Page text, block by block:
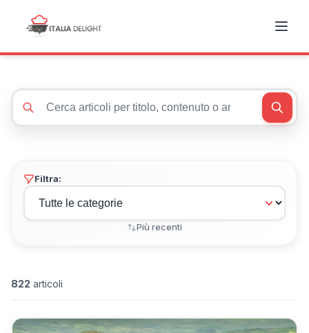
Filtra:
Più recenti
822 articoli